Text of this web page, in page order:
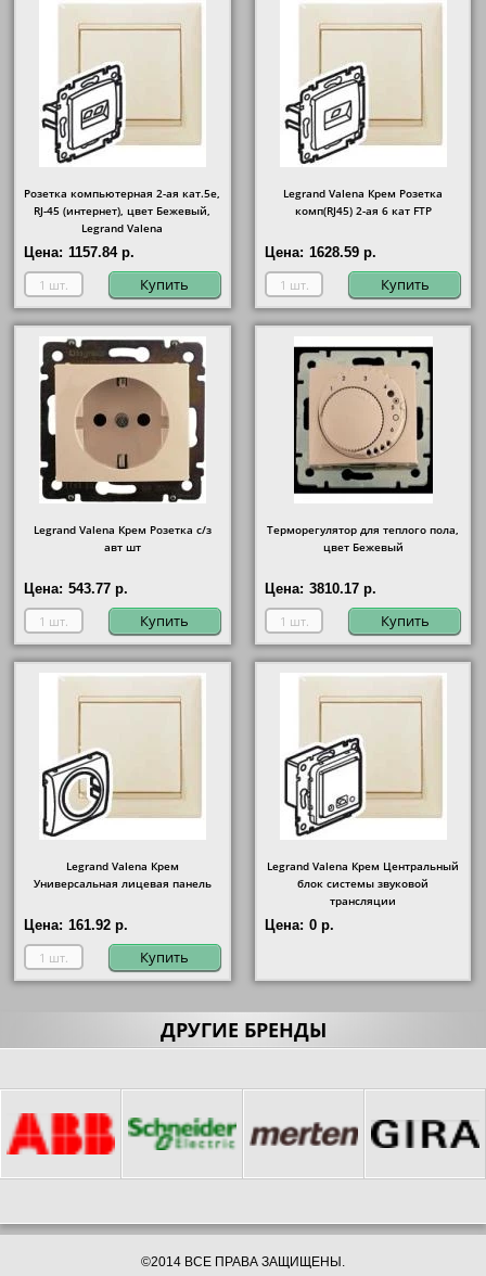
Розетка компьютерная 2-ая кат.5е,
RJ-45 (интернет), цвет Бежевый,
Legrand Valena
Цена: 1157.84 р.
Купить
Legrand Valena Крем Розетка
комп(RJ45) 2-ая 6 кат FTP
Цена: 1628.59 р.
Купить
Legrand Valena Крем Розетка с/з
авт шт
Цена: 543.77 р.
Купить
Терморегулятор для теплого пола,
цвет Бежевый
Цена: 3810.17 р.
Купить
Legrand Valena Крем
Универсальная лицевая панель
Цена: 161.92 р.
Купить
Legrand Valena Крем Центральный
блок системы звуковой
трансляции
Цена: 0 р.
ДРУГИЕ БРЕНДЫ
©2014 ВСЕ ПРАВА ЗАЩИЩЕНЫ.